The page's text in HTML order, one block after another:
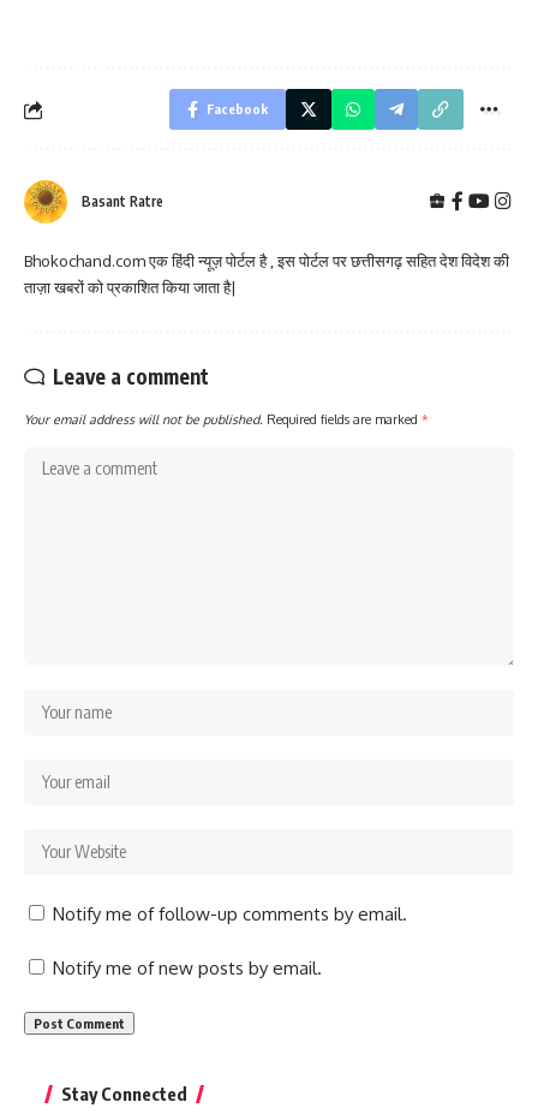
Facebook
Basant Ratre
Bhokochand.com एक हिंदी न्यूज़ पोर्टल है , इस पोर्टल पर छत्तीसगढ़ सहित देश विदेश की
ताज़ा खबरों को प्रकाशित किया जाता है|
Leave a comment
Your email address will not be published. Required fields are marked *
Notify me of follow-up comments by email.
Notify me of new posts by email.
Stay Connected